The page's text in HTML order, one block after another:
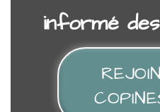
informé